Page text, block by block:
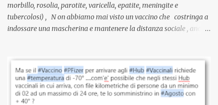
morbillo, rosolia, parotite, varicella, epatite, meningite e
tubercolosi) , N on abbiamo mai visto un vaccino che costringa a
indossare una mascherina e mantenere la distanza sociale , anche
vaccinazione. Non avevamo mai sentito parlare di ricompense,
sconti, incentivi per vaccinarsi. Non avevamo mai visto
discriminazioni per coloro che non l’hanno fatto. Se non sei stato
vaccinato, nessuno aveva prima cercato di farti sentire una